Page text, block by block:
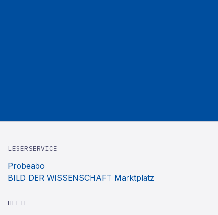
LESERSERVICE
Probeabo
BILD DER WISSENSCHAFT Marktplatz
HEFTE